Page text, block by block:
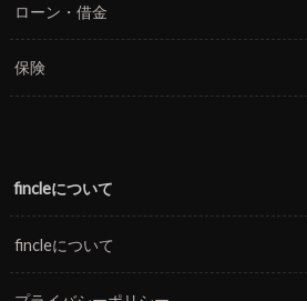
ローン・借金
保険
fincleについて
fincleについて